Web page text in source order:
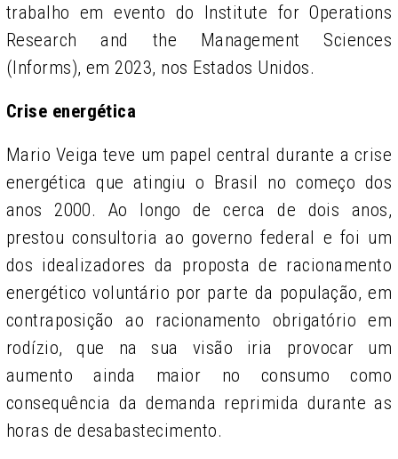
trabalho em evento do Institute for Operations
Research and the Management Sciences
(Informs), em 2023, nos Estados Unidos.
Crise energética
Mario Veiga teve um papel central durante a crise
energética que atingiu o Brasil no começo dos
anos 2000. Ao longo de cerca de dois anos,
prestou consultoria ao governo federal e foi um
dos idealizadores da proposta de racionamento
energético voluntário por parte da população, em
contraposição ao racionamento obrigatório em
rodízio, que na sua visão iria provocar um
aumento ainda maior no consumo como
consequência da demanda reprimida durante as
horas de desabastecimento.